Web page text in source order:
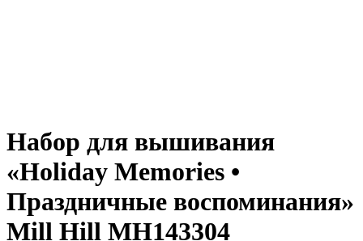
Набор для вышивания
«Holiday Memories •
Праздничные воспоминания»
Mill Hill MH143304